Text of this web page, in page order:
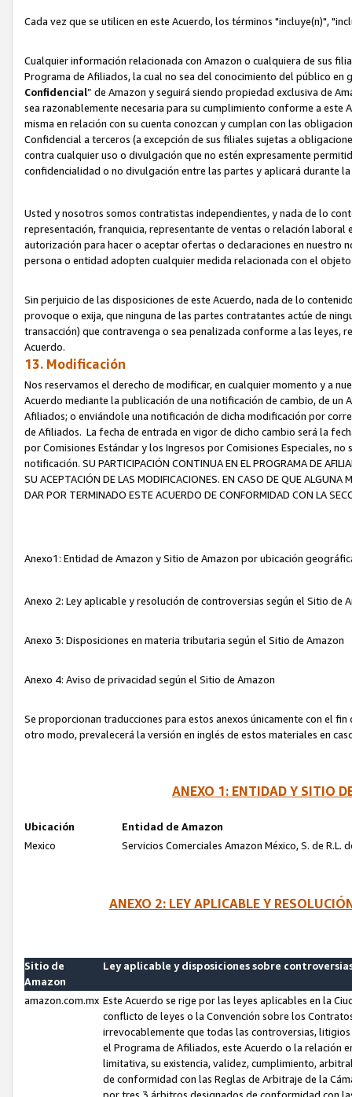
Cada vez que se utilicen en este Acuerdo, los términos "incluye(n)",
Cualquier información relacionada con Amazon o cualquiera de sus
Programa de Afiliados, la cual no sea del conocimiento del público
Confidencial” de Amazon y seguirá siendo propiedad exclusiva de
sea razonablemente necesaria para su cumplimiento conforme a
misma en relación con su cuenta conozcan y cumplan con las
Confidencial a terceros (a excepción de sus filiales sujetas a
contra cualquier uso o divulgación que no estén expresamente
confidencialidad o no divulgación entre las partes y aplicará durante
Usted y nosotros somos contratistas independientes, y nada de lo
representación, franquicia, representante de ventas o relación
autorización para hacer o aceptar ofertas o declaraciones en nuestro
persona o entidad adopten cualquier medida relacionada con el
Sin perjuicio de las disposiciones de este Acuerdo, nada de lo
provoque o exija, que ninguna de las partes contratantes actúe de
transacción) que contravenga o sea penalizada conforme a las leyes,
Acuerdo.
13. Modificación
Nos reservamos el derecho de modificar, en cualquier momento y a
Acuerdo mediante la publicación de una notificación de cambio, de
Afiliados; o enviándole una notificación de dicha modificación por
de Afiliados. La fecha de entrada en vigor de dicho cambio será la
por Comisiones Estándar y los Ingresos por Comisiones Especiales,
notificación. SU PARTICIPACIÓN CONTINUA EN EL PROGRAMA DE
SU ACEPTACIÓN DE LAS MODIFICACIONES. EN CASO DE QUE ALGUNA
DAR POR TERMINADO ESTE ACUERDO DE CONFORMIDAD CON LA
Anexo1: Entidad de Amazon y Sitio de Amazon por ubicación
Anexo 2: Ley aplicable y resolución de controversias según el Sitio de
Anexo 3: Disposiciones en materia tributaria según el Sitio de Amazon
Anexo 4: Aviso de privacidad según el Sitio de Amazon
Se proporcionan traducciones para estos anexos únicamente con el
otro modo, prevalecerá la versión en inglés de estos materiales en
ANEXO 1: ENTIDAD Y SITIO
Ubicación
Entidad de Amazon
Mexico
Servicios Comerciales Amazon México, S. de R.L.
ANEXO 2: LEY APLICABLE Y
Sitio de
Amazon
Ley aplicable y disposiciones sobre
amazon.com.mx Este Acuerdo se rige por las leyes aplicables en la
conflicto de leyes o la Convención sobre los
irrevocablemente que todas las controversias,
el Programa de Afiliados, este Acuerdo o la relación
limitativa, su existencia, validez, cumplimiento,
de conformidad con las Reglas de Arbitraje de la